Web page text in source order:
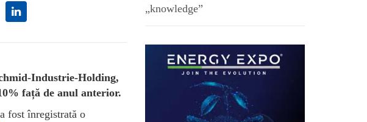
Industrie-Holding,
față de anul anterior.
fost înregistrată o
„knowledge”